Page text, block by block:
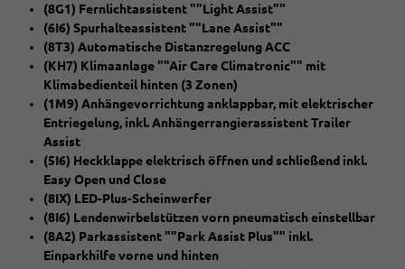
(8G1) Fernlichtassistent ""Light Assist""
(6I6) Spurhalteassistent ""Lane Assist""
(8T3) Automatische Distanzregelung ACC
(KH7) Klimaanlage ""Air Care Climatronic"" mit
Klimabedienteil hinten (3 Zonen)
(1M9) Anhängevorrichtung anklappbar, mit elektrischer
Entriegelung, inkl. Anhängerrangierassistent Trailer
Assist
(5I6) Heckklappe elektrisch öffnen und schließend inkl.
Easy Open und Close
(8IX) LED-Plus-Scheinwerfer
(8I6) Lendenwirbelstützen vorn pneumatisch einstellbar
(8A2) Parkassistent ""Park Assist Plus"" inkl.
Einparkhilfe vorne und hinten